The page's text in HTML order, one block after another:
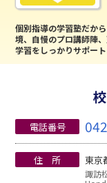
個別指導の学習塾だか
境、自慢のプロ講師陣
学習をしっかりサポー
電話番号
住 所 東京
諏訪